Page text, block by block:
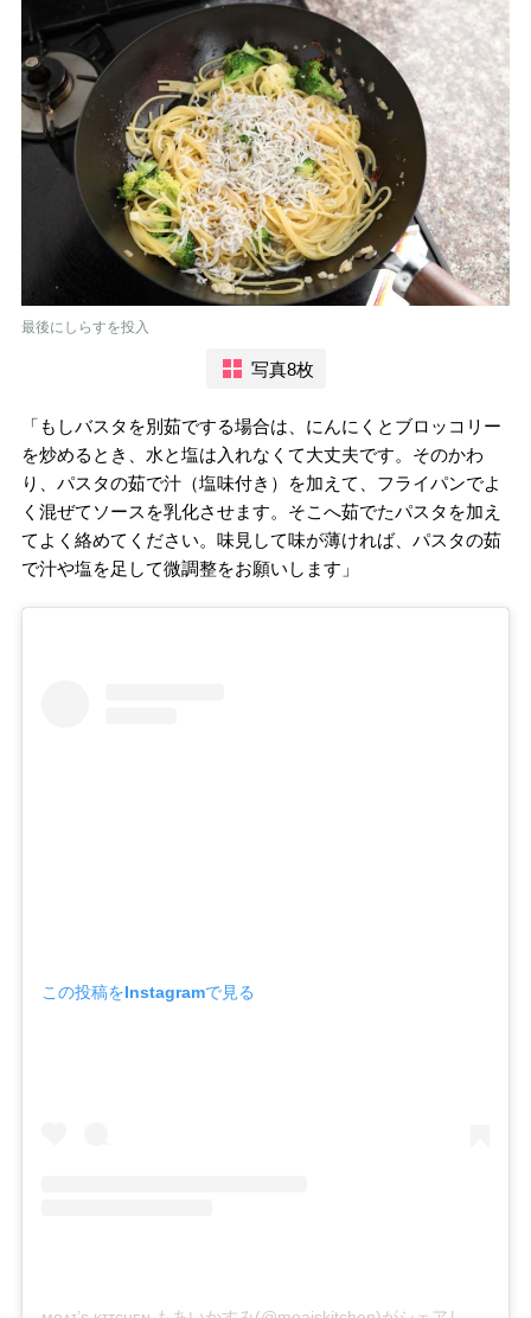
最後にしらすを投入
写真8枚
「もしバスタを別茹でする場合は、にんにくとブロッコリー
を炒めるとき、水と塩は入れなくて大丈夫です。そのかわ
り、パスタの茹で汁（塩味付き）を加えて、フライパンでよ
く混ぜてソースを乳化させます。そこへ茹でたパスタを加え
てよく絡めてください。味見して味が薄ければ、パスタの茹
で汁や塩を足して微調整をお願いします」
この投稿をInstagramで見る